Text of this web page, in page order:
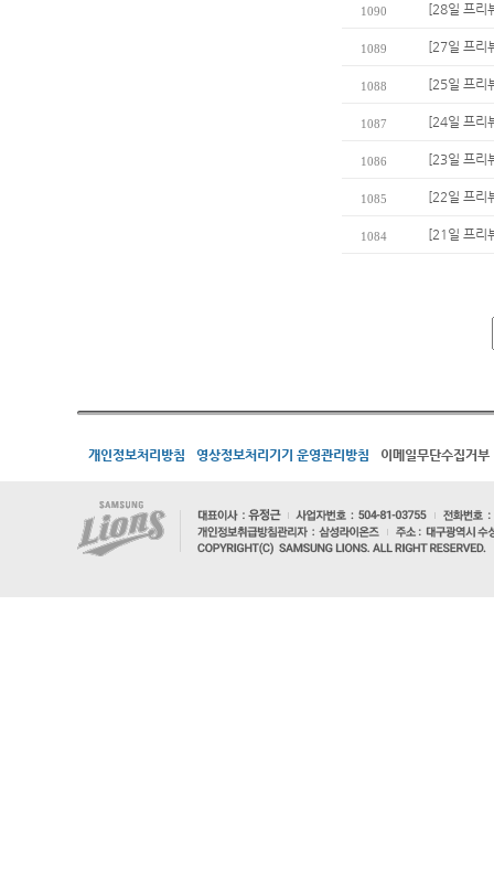
1090 [28일 프리
1089 [27일 프리
1088 [25일 프리
1087 [24일 프리
1086 [23일 프리
1085 [22일 프리
1084 [21일 프리
개인정보처리방침 영상정보처리기기 운영관리방침 이메일무단수집거부